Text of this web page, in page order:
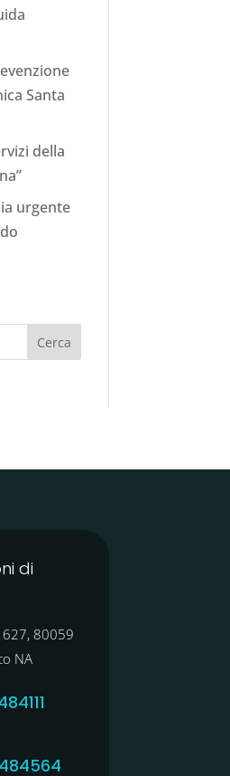
Santa
della
urgente
di
627, 80059
NA